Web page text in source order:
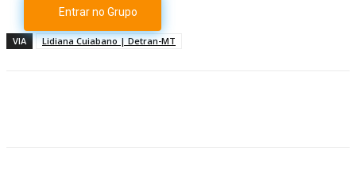
Entrar no Grupo
VIA Lidiana Cuiabano | Detran-MT